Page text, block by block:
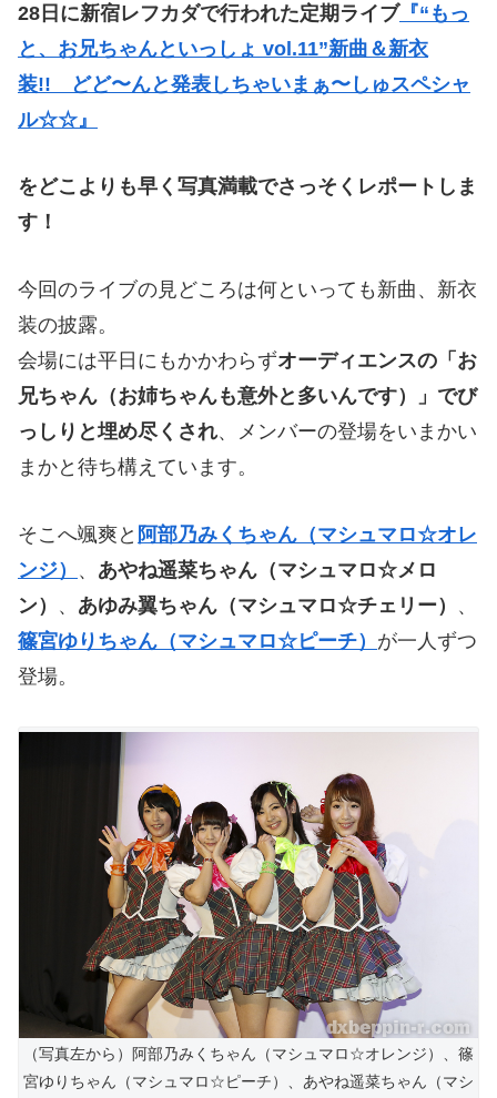
28日に新宿レフカダで行われた定期ライブ『“もっ
と、お兄ちゃんといっしょ vol.11”新曲＆新衣
装!! どど〜んと発表しちゃいまぁ〜しゅスペシャ
ル☆☆』
をどこよりも早く写真満載でさっそくレポートしま
す！
今回のライブの見どころは何といっても新曲、新衣
装の披露。
会場には平日にもかかわらずオーディエンスの「お
兄ちゃん（お姉ちゃんも意外と多いんです）」でび
っしりと埋め尽くされ、メンバーの登場をいまかい
まかと待ち構えています。
そこへ颯爽と 阿部乃みくちゃん（マシュマロ☆オレ
ンジ） 、 あやね遥菜ちゃん（マシュマロ☆メロ
ン） 、 あゆみ翼ちゃん（マシュマロ☆チェリー） 、
篠宮ゆりちゃん（マシュマロ☆ピーチ） が一人ずつ
登場。
（写真左から）阿部乃みくちゃん（マシュマロ☆オレンジ）、篠
宮ゆりちゃん（マシュマロ☆ピーチ）、あやね遥菜ちゃん（マシ